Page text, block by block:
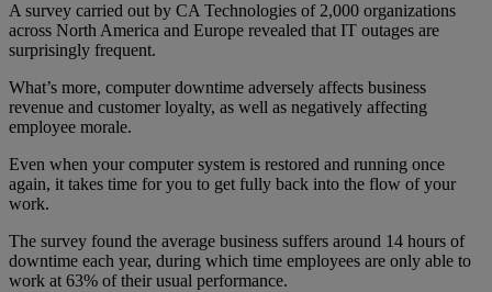
A survey carried out by CA Technologies of 2,000 organizations
across North America and Europe revealed that IT outages are
surprisingly frequent.
What’s more, computer downtime adversely affects business
revenue and customer loyalty, as well as negatively affecting
employee morale.
Even when your computer system is restored and running once
again, it takes time for you to get fully back into the flow of your
work.
The survey found the average business suffers around 14 hours of
downtime each year, during which time employees are only able to
work at 63% of their usual performance.